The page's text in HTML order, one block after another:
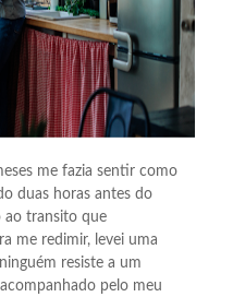
me fazia sentir como
duas horas antes do
ao transito que
me redimir, levei uma
resiste a um
pelo meu